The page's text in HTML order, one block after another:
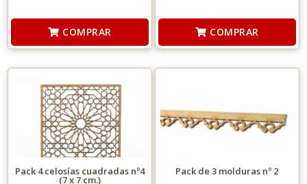
COMPRAR COMPRAR
Pack 4 celosías cuadradas nº4
(7 x 7 cm.)
Pack de 3 molduras nº 2